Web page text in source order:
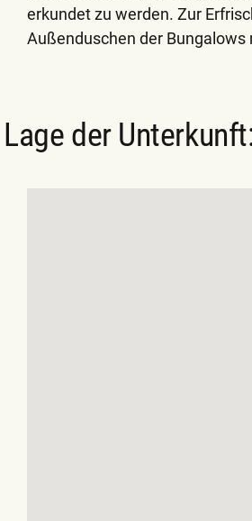
erkundet zu werden. Zur
Außenduschen der
Lage der